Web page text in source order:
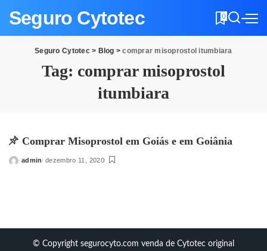
Seguro Cytotec 0
Seguro Cytotec> Blog >comprar misoprostol itumbiara
Tag: comprar misoprostol
itumbiara
Comprar Misoprostol em Goiás e em Goiânia
Posted
admin dezembro 11, 2020
© Copyright segurocyto.com venda de Cytotec original